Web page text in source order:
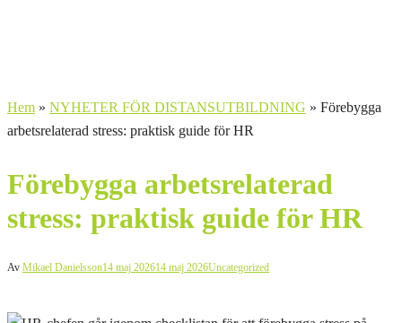
Hem » NYHETER FÖR DISTANSUTBILDNING » Förebygga
arbetsrelaterad stress: praktisk guide för HR
Förebygga arbetsrelaterad
stress: praktisk guide för HR
Av Mikael Danielsson14 maj 202614 maj 2026Uncategorized